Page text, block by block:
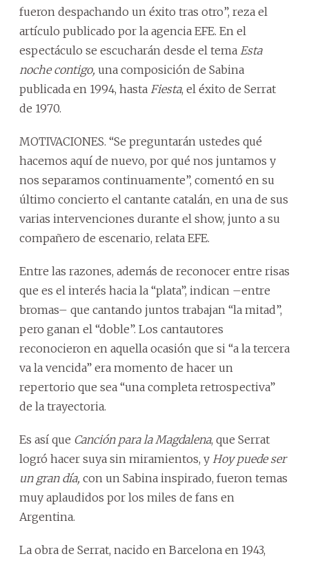
fueron despachando un éxito tras otro”, reza el
artículo publicado por la agencia EFE. En el
espectáculo se escucharán desde el tema Esta
noche contigo, una composición de Sabina
publicada en 1994, hasta Fiesta, el éxito de Serrat
de 1970.
MOTIVACIONES. “Se preguntarán ustedes qué
hacemos aquí de nuevo, por qué nos juntamos y
nos separamos continuamente”, comentó en su
último concierto el cantante catalán, en una de sus
varias intervenciones durante el show, junto a su
compañero de escenario, relata EFE.
Entre las razones, además de reconocer entre risas
que es el interés hacia la “plata”, indican –entre
bromas– que cantando juntos trabajan “la mitad”,
pero ganan el “doble”. Los cantautores
reconocieron en aquella ocasión que si “a la tercera
va la vencida” era momento de hacer un
repertorio que sea “una completa retrospectiva”
de la trayectoria.
Es así que Canción para la Magdalena, que Serrat
logró hacer suya sin miramientos, y Hoy puede ser
un gran día, con un Sabina inspirado, fueron temas
muy aplaudidos por los miles de fans en
Argentina.
La obra de Serrat, nacido en Barcelona en 1943,